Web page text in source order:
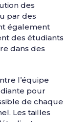
des
par des
également
des étudiants
dans des
l’équipe
pour
de chaque
Les tailles